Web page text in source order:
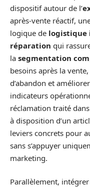
dispositif autour de l’
après-vente réactif,
logique de logistique
réparation qui
la segmentation
besoins après la
d’abandon et
indicateurs
réclamation traité
à disposition d’un
leviers concrets pour
sans s’appuyer
marketing.
Parallèlement,